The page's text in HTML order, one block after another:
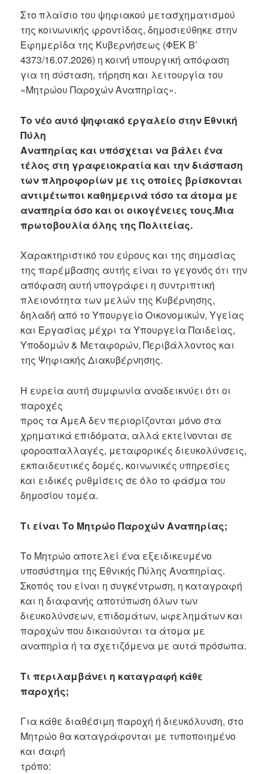
Στο πλαίσιο του ψηφιακού μετασχηματισμού
της κοινωνικής φροντίδας, δημοσιεύθηκε στην
Εφημερίδα της Κυβερνήσεως (ΦΕΚ Β’
4373/16.07.2026) η κοινή υπουργική απόφαση
για τη σύσταση, τήρηση και λειτουργία του
«Μητρώου Παροχών Αναπηρίας».
Το νέο αυτό ψηφιακό εργαλείο στην Εθνική
Πύλη
Αναπηρίας και υπόσχεται να βάλει ένα
τέλος στη γραφειοκρατία και την διάσπαση
των πληροφορίων με τις οποίες βρίσκονται
αντιμέτωποι καθημερινά τόσο τα άτομα με
αναπηρία όσο και οι οικογένειες τους.Μια
πρωτοβουλία όλης της Πολιτείας.
Χαρακτηριστικό του εύρους και της σημασίας
της παρέμβασης αυτής είναι το γεγονός ότι την
απόφαση αυτή υπογράφει η συντριπτική
πλειονότητα των μελών της Κυβέρνησης,
δηλαδή από το Υπουργείο Οικονομικών, Υγείας
και Εργασίας μέχρι τα Υπουργεία Παιδείας,
Υποδομών & Μεταφορών, Περιβάλλοντος και
της Ψηφιακής Διακυβέρνησης.
Η ευρεία αυτή συμφωνία αναδεικνύει ότι οι
παροχές
προς τα ΑμεΑ δεν περιορίζονται μόνο στα
χρηματικά επιδόματα, αλλά εκτείνονται σε
φοροαπαλλαγές, μεταφορικές διευκολύνσεις,
εκπαιδευτικές δομές, κοινωνικές υπηρεσίες
και ειδικές ρυθμίσεις σε όλο το φάσμα του
δημοσίου τομέα.
Τι είναι Το Μητρώο Παροχών Αναπηρίας;
Το Μητρώο αποτελεί ένα εξειδικευμένο
υποσύστημα της Εθνικής Πύλης Αναπηρίας.
Σκοπός του είναι η συγκέντρωση, η καταγραφή
και η διαφανής αποτύπωση όλων των
διευκολύνσεων, επιδομάτων, ωφελημάτων και
παροχών που δικαιούνται τα άτομα με
αναπηρία ή τα σχετιζόμενα με αυτά πρόσωπα.
Τι περιλαμβάνει η καταγραφή κάθε
παροχής;
Για κάθε διαθέσιμη παροχή ή διευκόλυνση, στο
Μητρώο θα καταγράφονται με τυποποιημένο
και σαφή
τρόπο: